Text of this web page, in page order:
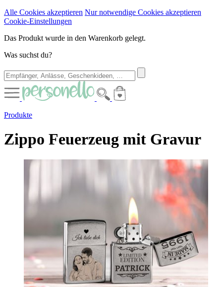
Alle Cookies akzeptieren Nur notwendige Cookies akzeptieren
Cookie-Einstellungen
Das Produkt wurde in den Warenkorb gelegt.
Was suchst du?
Produkte
Zippo Feuerzeug mit Gravur